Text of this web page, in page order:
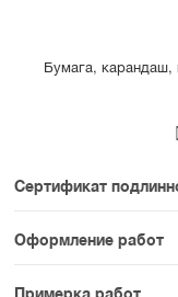
Бумага, карандаш,
Сертификат
К каждому
прикладываем
раздела SAMPLE
Оформление работ
При покупке
Примерка работ